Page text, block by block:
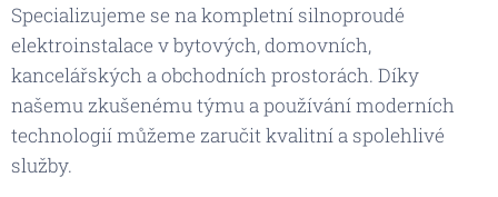
Specializujeme se na kompletní silnoproudé
elektroinstalace v bytových, domovních,
kancelářských a obchodních prostorách. Díky
našemu zkušenému týmu a používání moderních
technologií můžeme zaručit kvalitní a spolehlivé
služby.